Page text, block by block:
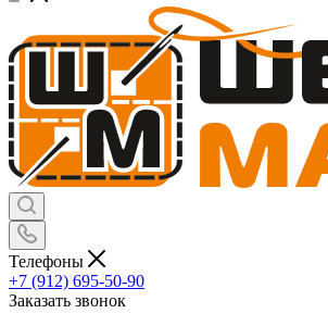
Телефоны
+7 (912) 695-50-90
Заказать звонок